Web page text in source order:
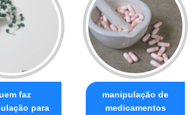
faz
para
manipulação de
medicamentos